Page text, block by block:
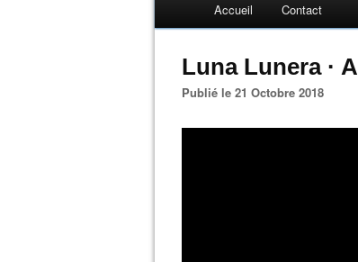
Accueil Contact
Luna Lunera ·
Publié le 21 Octobre 2018